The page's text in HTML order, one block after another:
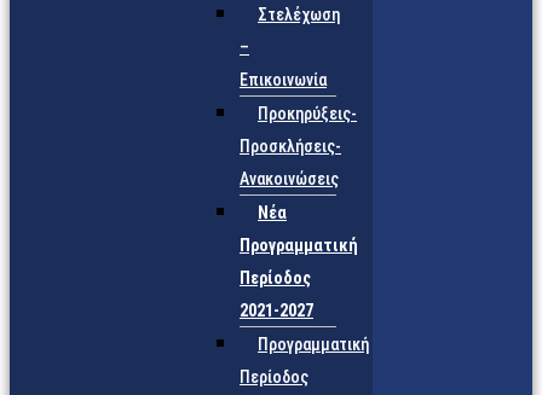
Στελέχωση
–
Επικοινωνία
Προκηρύξεις-
Προσκλήσεις-
Ανακοινώσεις
Νέα
Προγραμματική
Περίοδος
2021-2027
Προγραμματική
Περίοδος